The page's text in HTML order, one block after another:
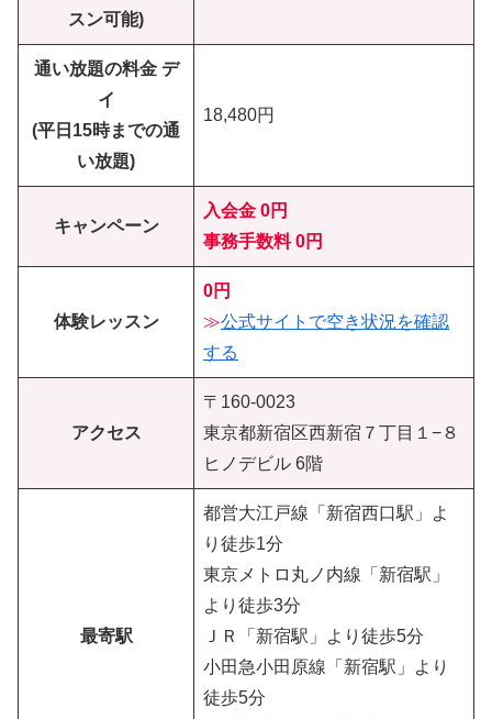
スン可能)
通い放題の料金 デ
イ
(平日15時までの通
い放題)
18,480円
キャンペーン
入会金 0円
事務手数料 0円
体験レッスン
0円
≫公式サイトで空き状況を確認
する
アクセス
〒160-0023
東京都新宿区西新宿７丁目１−８
ヒノデビル 6階
最寄駅
都営大江戸線「新宿西口駅」よ
り徒歩1分
東京メトロ丸ノ内線「新宿駅」
より徒歩3分
ＪＲ「新宿駅」より徒歩5分
小田急小田原線「新宿駅」より
徒歩5分